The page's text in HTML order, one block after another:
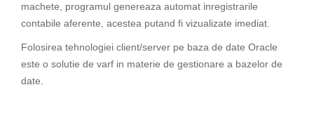
machete, programul genereaza automat inregistrarile
contabile aferente, acestea putand fi vizualizate imediat.
Folosirea tehnologiei client/server pe baza de date Oracle
este o solutie de varf in materie de gestionare a bazelor de
date.